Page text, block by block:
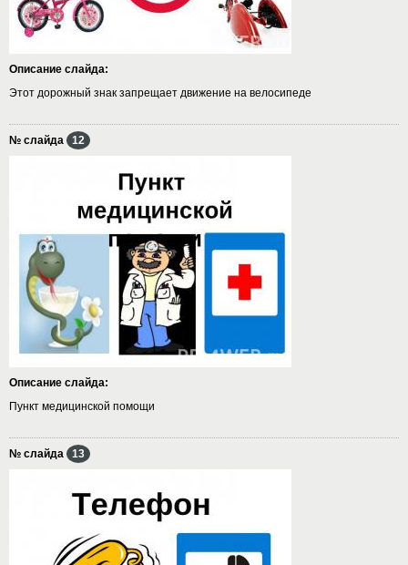
Описание слайда:
Этот дорожный знак запрещает движение на велосипеде
№ слайда 12
Описание слайда:
Пункт медицинской помощи
№ слайда 13